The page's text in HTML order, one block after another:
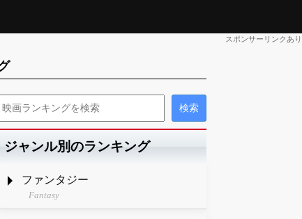
スポンサーリンクあり
ジャンル別のランキング
ファンタジー
Fantasy